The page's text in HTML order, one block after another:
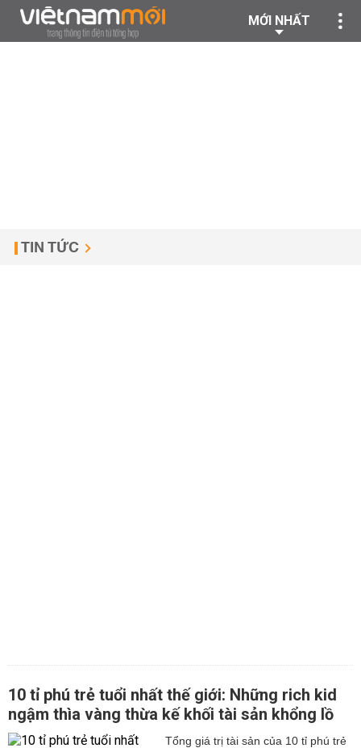
MỚI NHẤT
TIN TỨC
10 tỉ phú trẻ tuổi nhất thế giới: Những rich kid
ngậm thìa vàng thừa kế khối tài sản khổng lồ
Tổng giá trị tài sản của 10 tỉ phú trẻ